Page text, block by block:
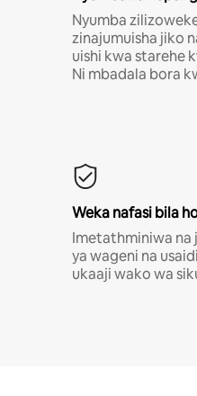
Nyumba
zinajumuisha jiko
uishi kwa starehe
Ni mbadala bora
Weka nafasi bila
Imetathminiwa na
ya wageni na
ukaaji wako wa